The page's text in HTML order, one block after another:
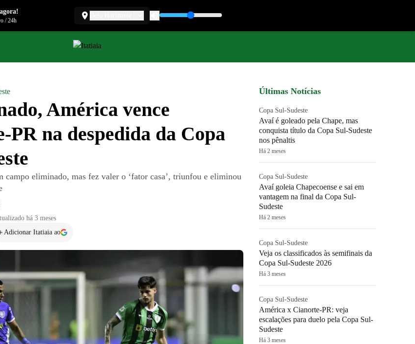
América vence
PR na despedida da Copa
campo eliminado, mas fez valer o ‘fator casa’, triunfou e eliminou
há 3 meses
Adicionar Itatiaia ao
Últimas Notícias
Copa Sul-Sudeste
Avaí é goleado pela Chape, mas
conquista título da Copa Sul-Sudeste
nos pênaltis
Há 2 meses
Copa Sul-Sudeste
Avaí goleia Chapecoense e sai em
vantagem na final da Copa Sul-
Sudeste
Há 2 meses
Copa Sul-Sudeste
Veja os classificados às semifinais da
Copa Sul-Sudeste 2026
Há 3 meses
Copa Sul-Sudeste
América x Cianorte-PR: veja
escalações para duelo pela Copa Sul-
Sudeste
Há 3 meses
/24h